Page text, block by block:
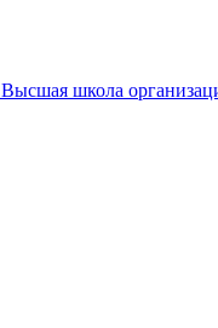
Высшая школа